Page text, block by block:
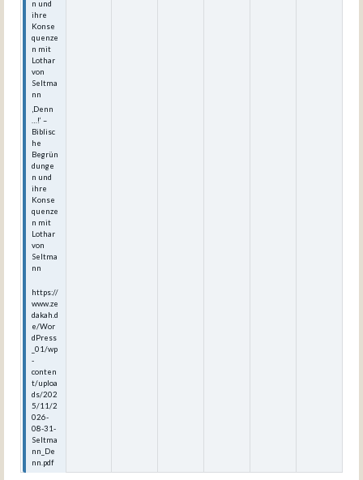
n und
ihre
Konse
quenze
n mit
Lothar
von
Seltma
nn
‚Denn
…!‘ –
Biblisc
he
Begrün
dunge
n und
ihre
Konse
quenze
n mit
Lothar
von
Seltma
nn
https://
www.ze
dakah.d
e/Wor
dPress
_01/wp
-
conten
t/uploa
ds/202
5/11/2
026-
08-31-
Seltma
nn_De
nn.pdf